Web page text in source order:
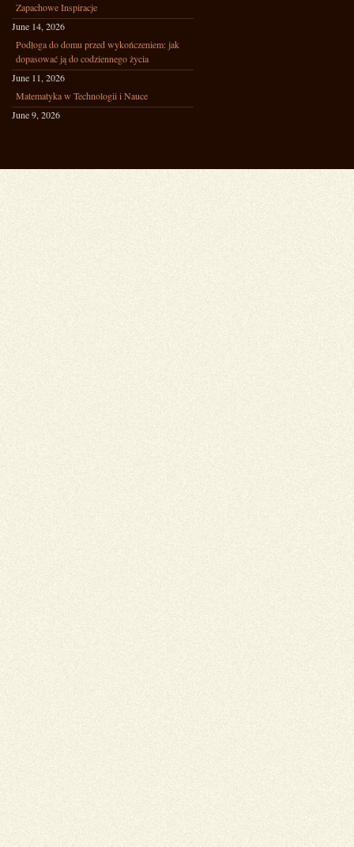
Zapachowe Inspiracje
June 14, 2026
Podłoga do domu przed wykończeniem: jak
dopasować ją do codziennego życia
June 11, 2026
Matematyka w Technologii i Nauce
June 9, 2026